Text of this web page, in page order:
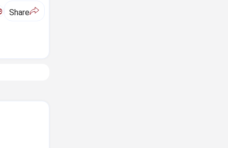
Share